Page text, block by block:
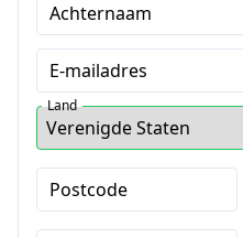
Achternaam
E-mailadres
Land
Postcode